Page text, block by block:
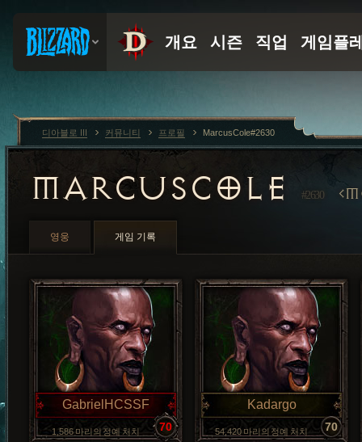
MARCUSCOLE #2630
영웅 게임 기록
GabrielHCSSF
1,586 마리의 정예 처치 70
Kadargo
54,420 마리의 정예 처치 70
디아블로 III 커뮤니티 프로필 MarcusCole#2630